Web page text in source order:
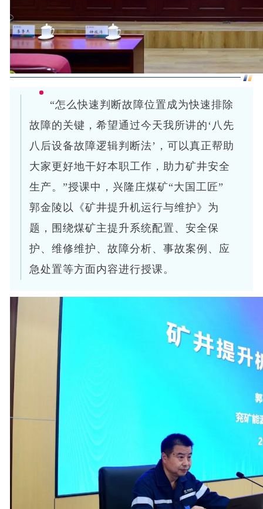
“怎么快速判断故障位置成为快速排除
故障的关键，希望通过今天我所讲的‘八先
八后设备故障逻辑判断法’，可以真正帮助
大家更好地干好本职工作，助力矿井安全
生产。”授课中，兴隆庄煤矿“大国工匠”
郭金陵以《矿井提升机运行与维护》为
题，围绕煤矿主提升系统配置、安全保
护、维修维护、故障分析、事故案例、应
急处置等方面内容进行授课。